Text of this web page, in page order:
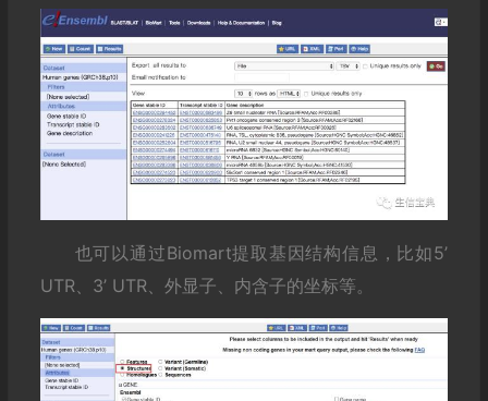
也可以通过Biomart提取基因结构信息，比如5’
UTR、3’ UTR、外显子、内含子的坐标等。